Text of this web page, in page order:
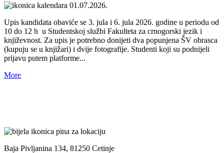
01.07.2026.
Upis kandidata obaviće se 3. jula i 6. jula 2026. godine u periodu od
10 do 12 h u Studentskoj službi Fakulteta za crnogorski jezik i
književnost. Za upis je potrebno donijeti dva popunjena ŠV obrasca
(kupuju se u knjižari) i dvije fotografije. Studenti koji su podnijeli
prijavu putem platforme...
More
Baja Pivljanina 134, 81250 Cetinje